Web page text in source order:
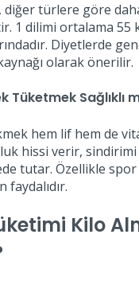
diğer türlere göre
1 dilimi ortalama 55
Diyetlerde
olarak önerilir.
Tüketmek Sağlıklı
hem lif hem de
hissi verir,
tutar. Özellikle
faydalıdır.
Kilo